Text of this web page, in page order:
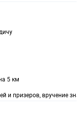
5 км
и призеров, вручение